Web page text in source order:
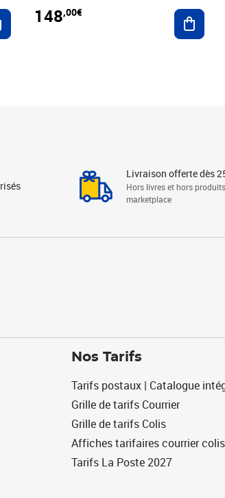
Ajouter au panier
148,00€
Livraison offerte dès
Hors livres et hors produits
marketplace
Nos Tarifs
Tarifs postaux | Catalogue
Grille de tarifs Courrier
Grille de tarifs Colis
Affiches tarifaires courrier colis
Tarifs La Poste 2027